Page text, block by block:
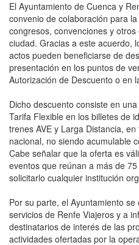
El Ayuntamiento de Cuenca y
convenio de colaboración para
congresos, convenciones y
ciudad. Gracias a este acuerdo,
actos pueden beneficiarse de
presentación en los puntos de
Autorización de Descuento o en
Dicho descuento consiste en
Tarifa Flexible en los billetes de
trenes AVE y Larga Distancia,
nacional, no siendo acumulable
Cabe señalar que la oferta es
eventos que reúnan a más de
solicitarlo cualquier institución
Por su parte, el Ayuntamiento
servicios de Renfe Viajeros y a
destinatarios de interés de las
actividades ofertadas por la